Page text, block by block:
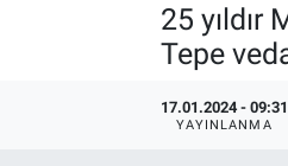
25 yıldır
Tepe
17.01.2024 - 09:31
YAYINLANMA